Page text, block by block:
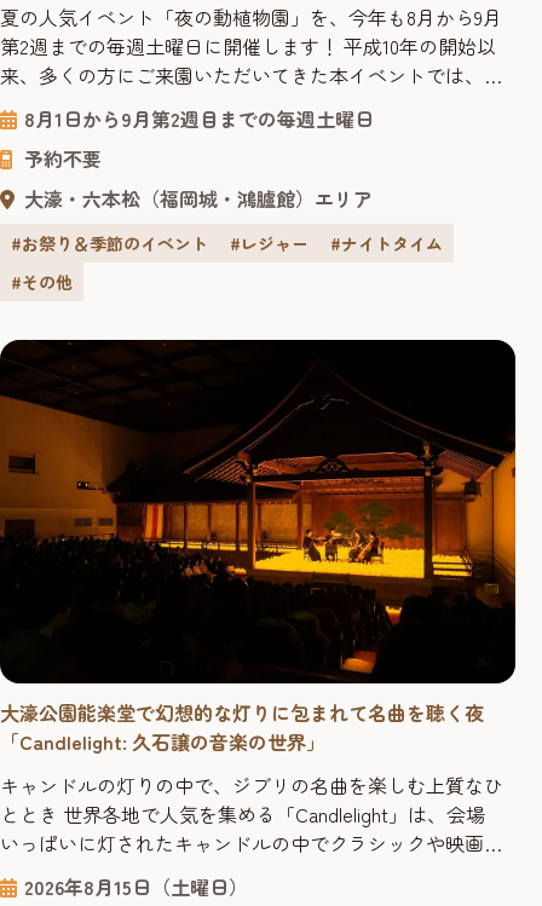
夏の人気イベント「夜の動植物園」を、今年も8月から9月
第2週までの毎週土曜日に開催します！ 平成10年の開始以
来、多くの方にご来園いただいてきた本イベントでは、夜
行性動物の生態や行動、夜にしか咲かない花の観賞など特
別な時間をお楽しみいただけます。今年は、3月にオープン
した植物園エントランスガーデンが、イベント期間中限定
の特別なライトアップで皆様をお迎えします。また、初日
8月1日から9月第2週目までの毎週土曜日
予約不要
大濠・六本松（福岡城・鴻臚館）エリア
#お祭り＆季節のイベント #レジャー
#ナイトタイム
#その他
大濠公園能楽堂で幻想的な灯りに包まれて名曲を聴く夜
「Candlelight: 久石譲の音楽の世界」
キャンドルの灯りの中で、ジブリの名曲を楽しむ上質なひ
ととき 世界各地で人気を集める「Candlelight」は、会場
いっぱいに灯されたキャンドルの中でクラシックや映画音
楽を聴く新しい形のコンサートシリーズです。たくさんの
2026年8月15日（土曜日）